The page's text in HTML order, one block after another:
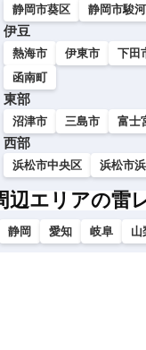
静岡市葵区 静岡市駿
伊豆
熱海市 伊東市 下田
函南町
東部
沼津市 三島市 富士
西部
浜松市中央区 浜松市
辺エリアの雷
静岡 愛知 岐阜 山